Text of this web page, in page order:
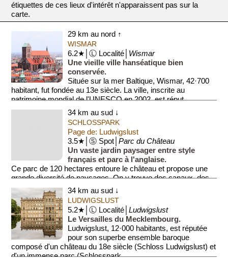
étiquettes de ces lieux d'intérêt n'apparaissent pas sur la
carte.
29 km au nord ↑
WISMAR
6.2★│Ⓛ Localité│ Wismar
Une vieille ville hanséatique bien
conservée.
Située sur la mer Baltique, Wismar, 42·700
habitant, fut fondée au 13e siècle. La ville, inscrite au
patrimoine mondial de l'UNESCO en 2002, est réput...
34 km au sud ↓
SCHLOSSPARK
Page de: Ludwigslust
3.5★│Ⓢ Spot│Parc du Château
Un vaste jardin paysager entre style
français et parc à l'anglaise.
Ce parc de 120 hectares entoure le château et propose une
grande diversité de paysages. On y trouve des canaux, des
cascades, de...
34 km au sud ↓
LUDWIGSLUST
5.2★│Ⓛ Localité│Ludwigslust
Le Versailles du Mecklembourg.
Ludwigslust, 12·000 habitants, est réputée
pour son superbe ensemble baroque
composé d'un château du 18e siècle (Schloss Ludwigslust) et
d'un immense parc (Schlosspark...